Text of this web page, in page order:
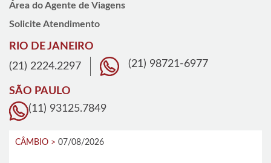
Área do Agente de Viagens
Solicite Atendimento
RIO DE JANEIRO
(21) 2224.2297
(21) 98721-6977
SÃO PAULO
(11) 93125.7849
CÂMBIO > 07/08/2026